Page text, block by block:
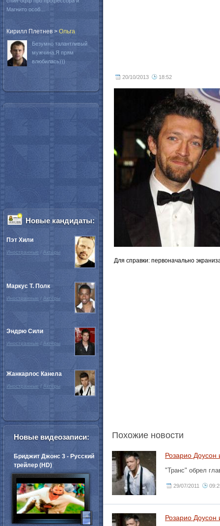
20/10/2013 18:52
Для справки: первоначально
Похожие новости
Розарио
"Транс" обрел
29/07/2011
Розарио
Магнито особ...
Кирилл Плетнев > Oльга
Безумно талантливый
мужчина.Я прям
влюбилась)))
Новые кандидаты:
Пэт Хили
Иностранные / Актёры
Маркус Т. Полк
Иностранные / Актёры
Эндрю Сили
Иностранные / Актёры
Жанкарлос Канела
Иностранные / Актёры
Новые видеозаписи:
Бриджит Джонс 3 - Русский
трейлер (HD)